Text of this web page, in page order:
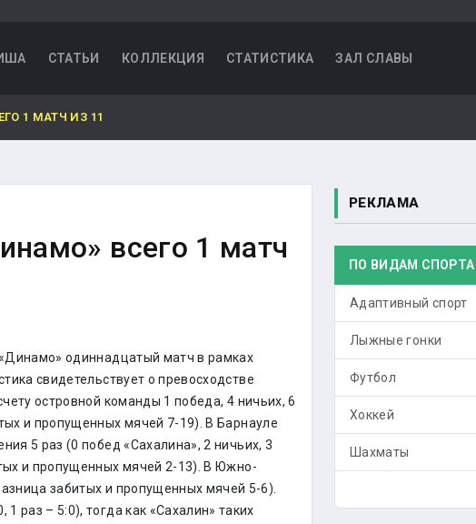
СТАТЬИ КОЛЛЕКЦИЯ СТАТИСТИКА ЗАЛ СЛАВЫ
1 МАТЧ ИЗ 11
всего 1 матч
одиннадцатый матч в рамках
свидетельствует о превосходстве
островной команды 1 победа, 4 ничьих, 6
и пропущенных мячей 7-19). В Барнауле
5 раз (0 побед «Сахалина», 2 ничьих, 3
и пропущенных мячей 2-13). В Южно-
забитых и пропущенных мячей 5-6).
раз – 5:0), тогда как «Сахалин» таких
РЕКЛАМА
ПО ВИДАМ СПОРТА
Адаптивный спорт
Лыжные гонки
Футбол
Хоккей
Шахматы